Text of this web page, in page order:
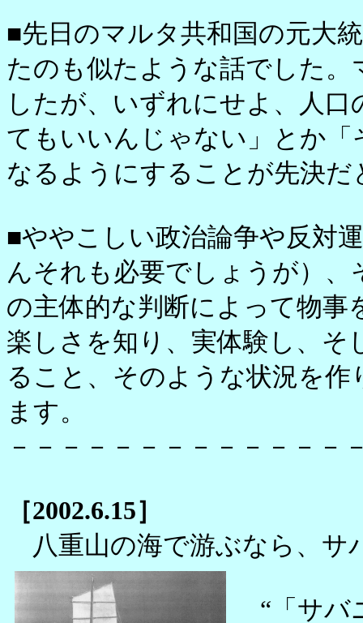
■先日のマルタ共和国の元大
たのも似たような話でした
したが、いずれにせよ、人
てもいいんじゃない」とか
なるようにすることが先決だ
■ややこしい政治論争や反対
んそれも必要でしょうが）
の主体的な判断によって物
楽しさを知り、実体験し、
ること、そのような状況を
ます。
－－－－－－－－－－－－－
［2002.6.15］
八重山の海で游ぶなら、サ
“「サバ